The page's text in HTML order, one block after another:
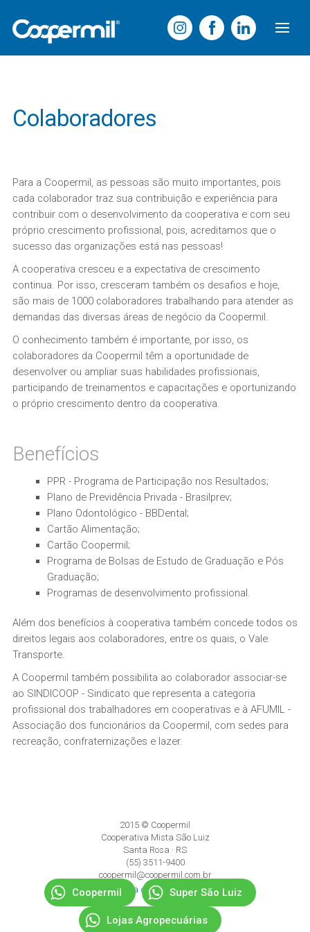
Colaboradores
Para a Coopermil, as pessoas são muito importantes, pois
cada colaborador traz sua contribuição e experiência para
contribuir com o desenvolvimento da cooperativa e com seu
próprio crescimento profissional, pois, acreditamos que o
sucesso das organizações está nas pessoas!
A cooperativa cresceu e a expectativa de crescimento
continua. Por isso, cresceram também os desafios e hoje,
são mais de 1000 colaboradores trabalhando para atender as
demandas das diversas áreas de negócio da Coopermil.
O conhecimento também é importante, por isso, os
colaboradores da Coopermil têm a oportunidade de
desenvolver ou ampliar suas habilidades profissionais,
participando de treinamentos e capacitações e oportunizando
o próprio crescimento dentro da cooperativa.
Benefícios
PPR - Programa de Participação nos Resultados;
Plano de Previdência Privada - Brasilprev;
Plano Odontológico - BBDental;
Cartão Alimentação;
Cartão Coopermil;
Programa de Bolsas de Estudo de Graduação e Pós
Graduação;
Programas de desenvolvimento profissional.
Além dos benefícios à cooperativa também concede todos os
direitos legais aos colaboradores, entre os quais, o Vale
Transporte.
A Coopermil também possibilita ao colaborador associar-se
ao SINDICOOP - Sindicato que representa a categoria
profissional dos trabalhadores em cooperativas e à AFUMIL -
Associação dos funcionários da Coopermil, com sedes para
recreação, confraternizações e lazer.
2015 © Coopermil
Cooperativa Mista São Luiz
Santa Rosa · RS
(55) 3511-9400
coopermil@coopermil.com.br
Política de Privacidade
Coopermil Super São Luiz
Lojas Agropecuárias